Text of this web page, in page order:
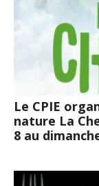
Le CPIE
nature La
8 au